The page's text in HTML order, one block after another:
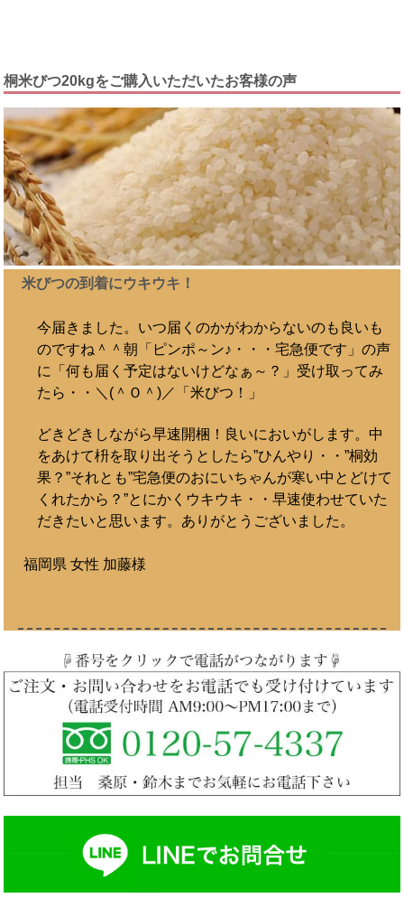
桐米びつ20kgをご購入いただいたお客様の声
米びつの到着にウキウキ！
今届きました。いつ届くのかがわからないのも良いも
のですね＾＾朝「ピンポ～ン♪・・・宅急便です」の声
に「何も届く予定はないけどなぁ～？」受け取ってみ
たら・・＼(＾Ｏ＾)／「米びつ！」
どきどきしながら早速開梱！良いにおいがします。中
をあけて枡を取り出そうとしたら”ひんやり・・”桐効
果？”それとも”宅急便のおにいちゃんが寒い中とどけて
くれたから？”とにかくウキウキ・・早速使わせていた
だきたいと思います。ありがとうございました。
福岡県 女性 加藤様
米びつ、無事、届きました。
お世話になっております。昨日無事に桐の米びつ届き
ました。毎日の生活の必需品のお米なので、安全に、
おいしく食べるパートナーとしてずっと使っていきま
お忙しい中、当初よりも早い到着でうれしく思ってお
ります。ありがとうございました。末筆ながら貴社の